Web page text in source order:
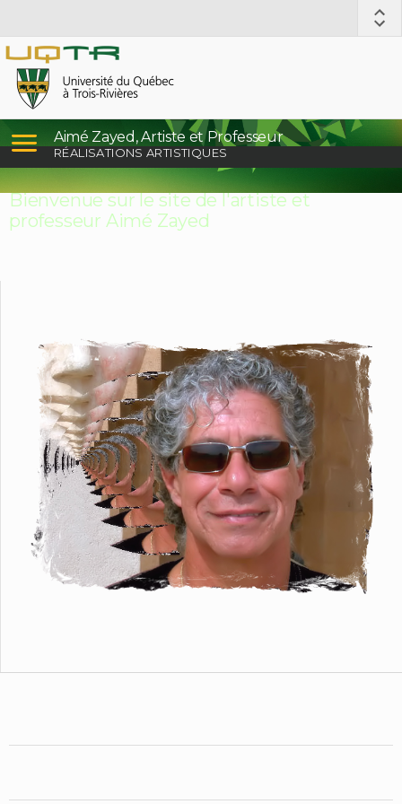
Aimé Zayed, Artiste et Professeur
RÉALISATIONS ARTISTIQUES
Bienvenue sur le site de l'artiste et
professeur Aimé Zayed